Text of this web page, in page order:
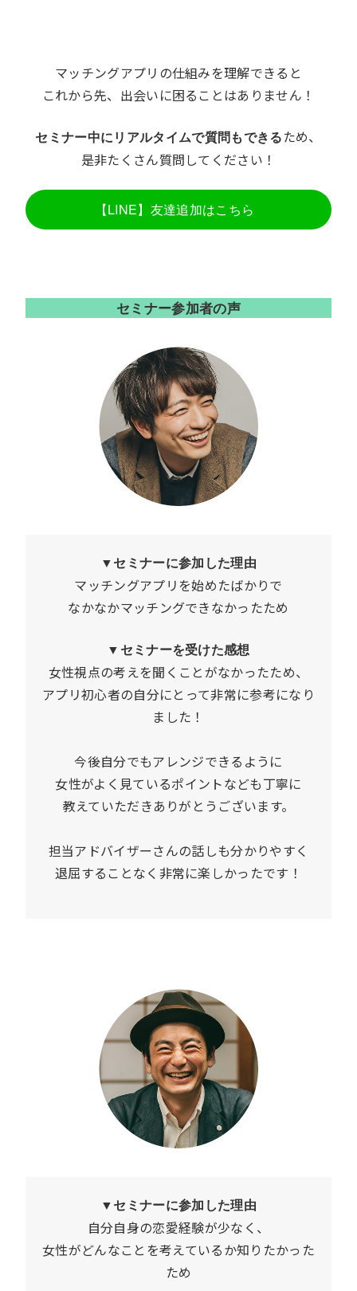
マッチングアプリの仕組みを理解できると
これから先、出会いに困ることはありません！
セミナー中にリアルタイムで質問もできるため、
是非たくさん質問してください！
【LINE】友達追加はこちら
セミナー参加者の声
▼セミナーに参加した理由
マッチングアプリを始めたばかりで
なかなかマッチングできなかったため
▼セミナーを受けた感想
女性視点の考えを聞くことがなかったため、
アプリ初心者の自分にとって非常に参考になり
ました！
今後自分でもアレンジできるように
女性がよく見ているポイントなども丁寧に
教えていただきありがとうございます。
担当アドバイザーさんの話しも分かりやすく
退屈することなく非常に楽しかったです！
▼セミナーに参加した理由
自分自身の恋愛経験が少なく、
女性がどんなことを考えているか知りたかった
ため